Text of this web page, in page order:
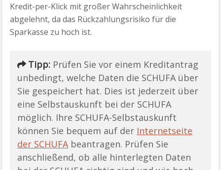
Kredit-per-Klick mit großer Wahrscheinlichkeit
abgelehnt, da das Rückzahlungsrisiko für die
Sparkasse zu hoch ist.
Tipp: Prüfen Sie vor einem Kreditantrag
unbedingt, welche Daten die SCHUFA über
Sie gespeichert hat. Dies ist jederzeit über
eine Selbstauskunft bei der SCHUFA
möglich. Ihre SCHUFA-Selbstauskunft
können Sie bequem auf der Internetseite
der SCHUFA beantragen. Prüfen Sie
anschließend, ob alle hinterlegten Daten